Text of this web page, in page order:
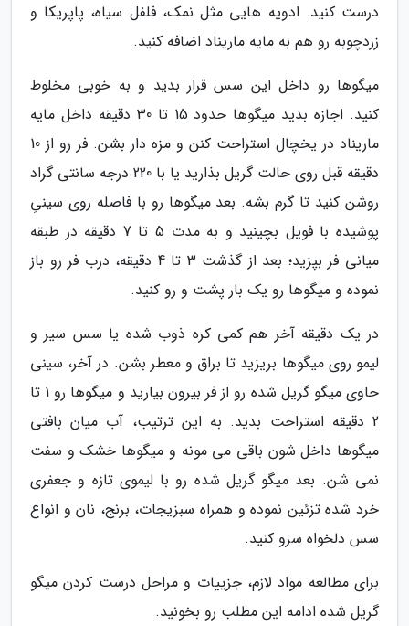
درست کنید. ادویه هایی مثل نمک، فلفل سیاه، پاپریکا و
زردچوبه رو هم به مایه ماریناد اضافه کنید.
میگوها رو داخل این سس قرار بدید و به خوبی مخلوط
کنید. اجازه بدید میگوها حدود 15 تا 30 دقیقه داخل مایه
ماریناد در یخچال استراحت کنن و مزه دار بشن. فر رو از 10
دقیقه قبل روی حالت گریل بذارید یا با 220 درجه سانتی گراد
روشن کنید تا گرم بشه. بعد میگوها رو با فاصله روی سینیِ
پوشیده با فویل بچینید و به مدت 5 تا 7 دقیقه در طبقه
میانی فر بپزید؛ بعد از گذشت 3 تا 4 دقیقه، درب فر رو باز
نموده و میگوها رو یک بار پشت و رو کنید.
در یک دقیقه آخر هم کمی کره ذوب شده یا سس سیر و
لیمو روی میگوها بریزید تا براق و معطر بشن. در آخر، سینی
حاوی میگو گریل شده رو از فر بیرون بیارید و میگوها رو 1 تا
2 دقیقه استراحت بدید. به این ترتیب، آب میان بافتی
میگوها داخل شون باقی می مونه و میگوها خشک و سفت
نمی شن. بعد میگو گریل شده رو با لیموی تازه و جعفری
خرد شده تزئین نموده و همراه سبزیجات، برنج، نان و انواع
سس دلخواه سرو کنید.
برای مطالعه مواد لازم، جزییات و مراحل درست کردن میگو
گریل شده ادامه این مطلب رو بخونید.